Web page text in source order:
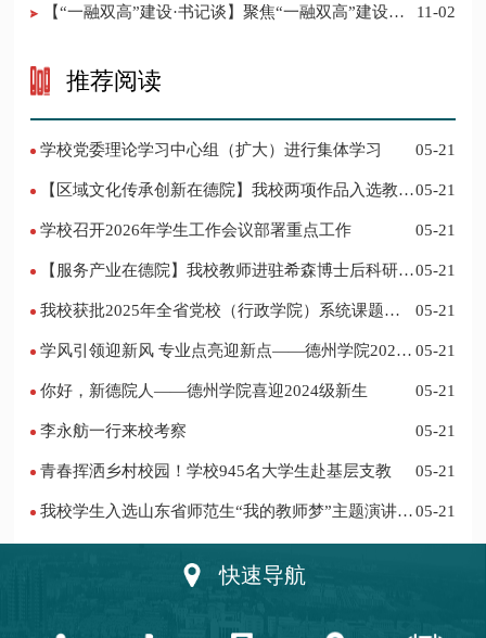
11-02
推荐阅读
学校党委理论学习中心组（扩大）进行集体学习 05-21
05-21
学校召开2026年学生工作会议部署重点工作 05-21
05-21
我校获批2025年全省党校（行政学院）系统课题立
05-21
学风引领迎新风 专业点亮迎新点——德州学院2024
05-21
你好，新德院人——德州学院喜迎2024级新生 05-21
李永舫一行来校考察 05-21
青春挥洒乡村校园！学校945名大学生赴基层支教 05-21
我校学生入选山东省师范生“我的教师梦”主题演讲活
05-21
快速导航